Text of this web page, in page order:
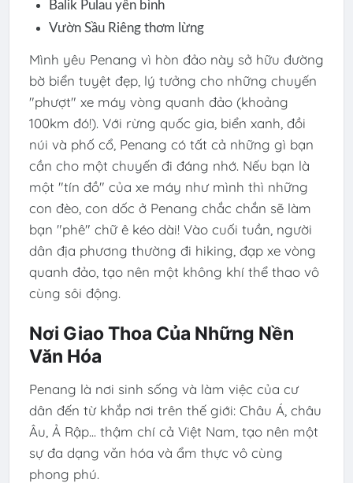
Balik Pulau yên bình
Vườn Sầu Riêng thơm lừng
Mình yêu Penang vì hòn đảo này sở hữu đường
bờ biển tuyệt đẹp, lý tưởng cho những chuyến
"phượt" xe máy vòng quanh đảo (khoảng
100km đó!). Với rừng quốc gia, biển xanh, đồi
núi và phố cổ, Penang có tất cả những gì bạn
cần cho một chuyến đi đáng nhớ. Nếu bạn là
một "tín đồ" của xe máy như mình thì những
con đèo, con dốc ở Penang chắc chắn sẽ làm
bạn "phê" chữ ê kéo dài! Vào cuối tuần, người
dân địa phương thường đi hiking, đạp xe vòng
quanh đảo, tạo nên một không khí thể thao vô
cùng sôi động.
Nơi Giao Thoa Của Những Nền
Văn Hóa
Penang là nơi sinh sống và làm việc của cư
dân đến từ khắp nơi trên thế giới: Châu Á, châu
Âu, Ả Rập... thậm chí cả Việt Nam, tạo nên một
sự đa dạng văn hóa và ẩm thực vô cùng
phong phú.